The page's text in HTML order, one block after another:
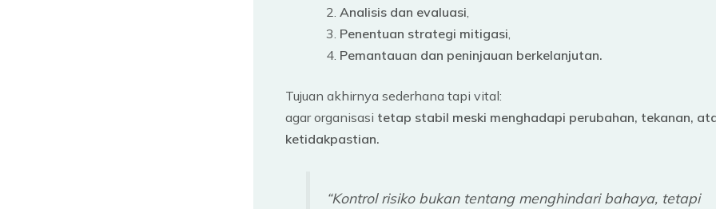
Analisis dan evaluasi,
Penentuan strategi mitigasi,
Pemantauan dan peninjauan berkelanjutan.
Tujuan akhirnya sederhana tapi vital:
agar organisasi tetap stabil meski menghadapi perubahan, tekanan,
ketidakpastian.
“Kontrol risiko bukan tentang menghindari bahaya, tetapi